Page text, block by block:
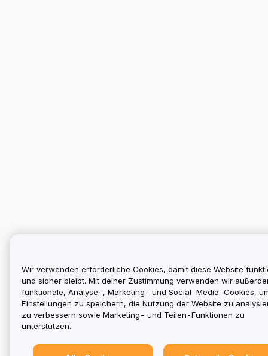
Wir verwenden erforderliche Cookies, damit diese Website
und sicher bleibt. Mit deiner Zustimmung verwenden wir
funktionale, Analyse-, Marketing- und Social-Media-Cookies,
Einstellungen zu speichern, die Nutzung der Website zu
zu verbessern sowie Marketing- und Teilen-Funktionen zu
unterstützen.